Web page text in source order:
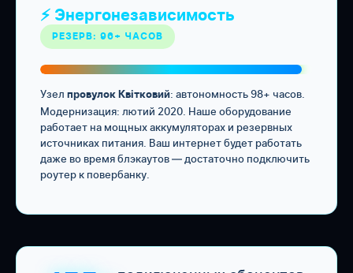
⚡ Энергонезависимость
РЕЗЕРВ: 96+ ЧАСОВ
Узел провулок Квітковий: автономность 98+ часов.
Модернизация: лютий 2020. Наше оборудование
работает на мощных аккумуляторах и резервных
источниках питания. Ваш интернет будет работать
даже во время блэкаутов — достаточно подключить
роутер к повербанку.